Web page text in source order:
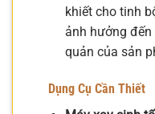
khiết cho tinh
ảnh hưởng
quản của sản
Dụng Cụ Cần Thiết